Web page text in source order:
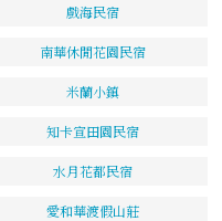
戲海民宿
南華休閒花園民宿
米蘭小鎮
知卡宣田園民宿
水月花都民宿
愛和華渡假山莊